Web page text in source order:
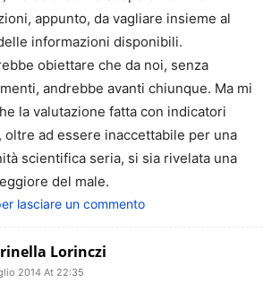
appunto, da vagliare insieme al
informazioni disponibili.
obiettare che da noi, senza
andrebbe avanti chiunque. Ma mi
la valutazione fatta con indicatori
oltre ad essere inaccettabile per una
scientifica seria, si sia rivelata una
del male.
lasciare un commento
Lorinczi
2014 At 22:35